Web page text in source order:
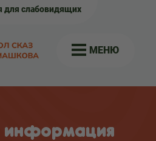
для слабовидящих
МЕНЮ
информация